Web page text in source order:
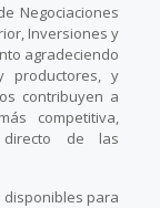
Negociaciones
Inversiones y
agradeciendo
productores, y
contribuyen a
competitiva,
de las
para